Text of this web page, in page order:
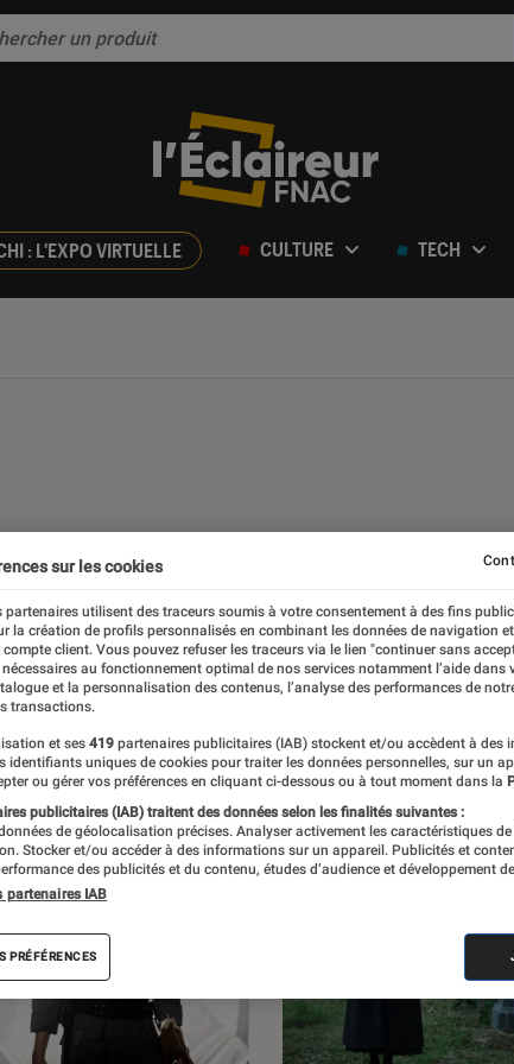
: L'EXPO VIRTUELLE CULTURE TECH
Fnac. Découvrez les sorties, des
des critiques, mais aussi des
des enquêtes.
sur les cookies
partenaires utilisent des traceurs soumis à votre consentement à des fins
la création de profils personnalisés en combinant les données de navigation
compte client. Vous pouvez refuser les traceurs via le lien "continuer sans
au fonctionnement optimal de nos services notamment l’aide dans
et la personnalisation des contenus, l’analyse des performances de
transactions.
et ses 419 partenaires publicitaires (IAB) stockent et/ou accèdent à des
identifiants uniques de cookies pour traiter les données personnelles, sur un
ou gérer vos préférences en cliquant ci-dessous ou à tout moment dans la
publicitaires (IAB) traitent des données selon les finalités suivantes :
de géolocalisation précises. Analyser activement les caractéristiques
Stocker et/ou accéder à des informations sur un appareil. Publicités et
des publicités et du contenu, études d’audience et développement
partenaires IAB
PRÉFÉRENCES